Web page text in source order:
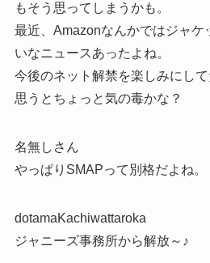
もそう思ってしまうかも。
最近、Amazonなんかではジャケ
いなニュースあったよね。
今後のネット解禁を楽しみにし
思うとちょっと気の毒かな？
名無しさん
やっぱりSMAPって別格だよね。
dotamaKachiwattaroka
ジャニーズ事務所から解放～♪